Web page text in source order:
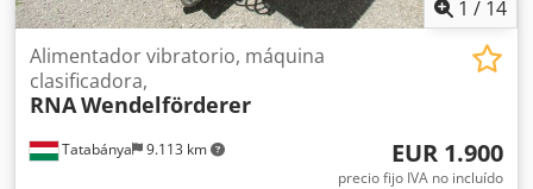
1 / 14
Tatabánya 9.113 km
Alimentador vibratorio, máquina
clasificadora,
RNAWendelförderer
EUR 1.900
precio fijo IVA no incluído